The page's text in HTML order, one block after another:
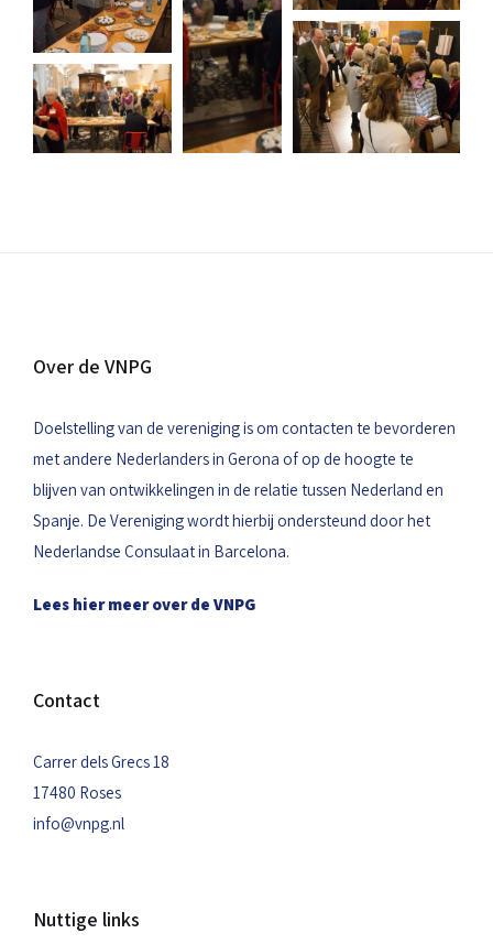
Over de VNPG
Doelstelling van de vereniging is om contacten te bevorderen
met andere Nederlanders in Gerona of op de hoogte te
blijven van ontwikkelingen in de relatie tussen Nederland en
Spanje. De Vereniging wordt hierbij ondersteund door het
Nederlandse Consulaat in Barcelona.
Lees hier meer over de VNPG
Contact
Carrer dels Grecs 18
17480 Roses
info@vnpg.nl
Nuttige links